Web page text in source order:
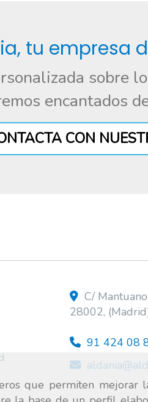
que permiten
tu empresa
sobre
encantados
CON
C/
28002,
91 424 08
aldania